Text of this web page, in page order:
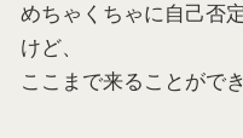
めちゃくちゃに自己否
けど、
ここまで来ることがで